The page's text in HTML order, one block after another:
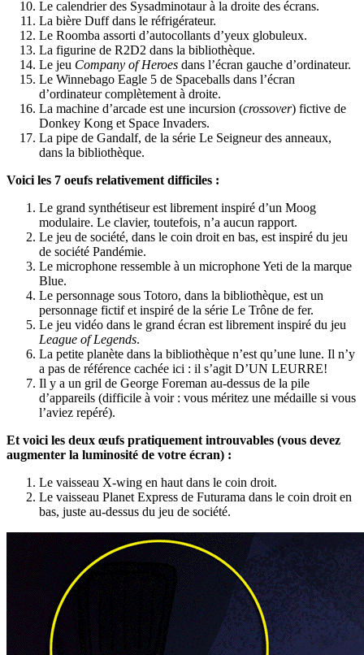
Le calendrier des Sysadminotaur à la droite des écrans.
La bière Duff dans le réfrigérateur.
Le Roomba assorti d’autocollants d’yeux globuleux.
La figurine de R2D2 dans la bibliothèque.
Le jeu Company of Heroes dans l’écran gauche d’ordinateur.
Le Winnebago Eagle 5 de Spaceballs dans l’écran
d’ordinateur complètement à droite.
La machine d’arcade est une incursion (crossover) fictive de
Donkey Kong et Space Invaders.
La pipe de Gandalf, de la série Le Seigneur des anneaux,
dans la bibliothèque.
Voici les 7 oeufs relativement difficiles :
Le grand synthétiseur est librement inspiré d’un Moog
modulaire. Le clavier, toutefois, n’a aucun rapport.
Le jeu de société, dans le coin droit en bas, est inspiré du jeu
de société Pandémie.
Le microphone ressemble à un microphone Yeti de la marque
Blue.
Le personnage sous Totoro, dans la bibliothèque, est un
personnage fictif et inspiré de la série Le Trône de fer.
Le jeu vidéo dans le grand écran est librement inspiré du jeu
League of Legends.
La petite planète dans la bibliothèque n’est qu’une lune. Il n’y
a pas de référence cachée ici : il s’agit D’UN LEURRE!
Il y a un gril de George Foreman au-dessus de la pile
d’appareils (difficile à voir : vous méritez une médaille si vous
l’aviez repéré).
Et voici les deux œufs pratiquement introuvables (vous devez
augmenter la luminosité de votre écran) :
Le vaisseau X-wing en haut dans le coin droit.
Le vaisseau Planet Express de Futurama dans le coin droit en
bas, juste au-dessus du jeu de société.